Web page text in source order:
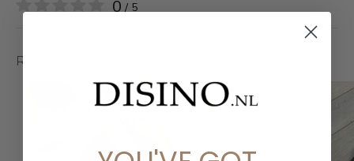
0 / 5
Related articles